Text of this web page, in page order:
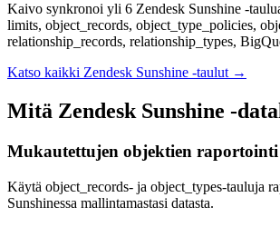
Kaivo synkronoi yli 6 Zendesk Sunshine -
limits, object_records, object_type_policies,
relationship_records, relationship_types,
Katso kaikki Zendesk Sunshine -taulut →
Mitä Zendesk Sunshine -
Mukautettujen objektien raportointi
Käytä object_records- ja object_types-tauluja
Sunshinessa mallintamastasi datasta.